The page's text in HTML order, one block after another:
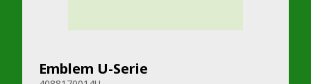
Emblem U-Serie